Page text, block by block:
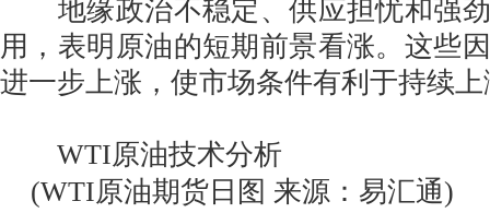
地缘政治不稳定、供应担忧和强劲
用，表明原油的短期前景看涨。这些
进一步上涨，使市场条件有利于持续
WTI原油技术分析
(WTI原油期货日图 来源：易汇通)